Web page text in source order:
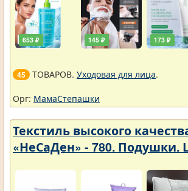
653 ₽ 145 ₽ 173 ₽
45 ТОВАРОВ. Уходовая для лица.
Орг: МамаСтепашки
Текстиль высокого
«НеСаДен» - 780. Подушки.